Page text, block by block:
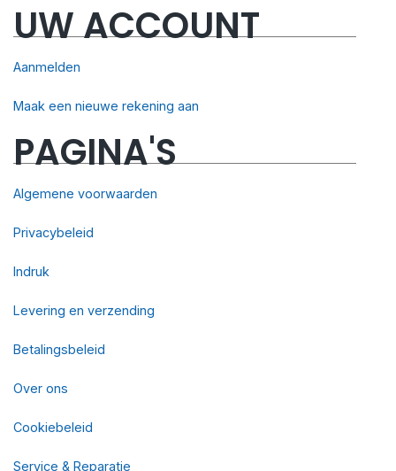
UW ACCOUNT
Aanmelden
Maak een nieuwe rekening aan
PAGINA'S
Algemene voorwaarden
Privacybeleid
Indruk
Levering en verzending
Betalingsbeleid
Over ons
Cookiebeleid
Service & Reparatie